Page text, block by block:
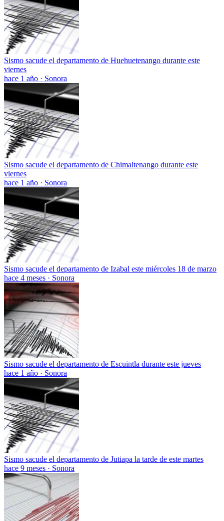
Sismo sacude el departamento de Huehuetenango durante este
viernes
hace 1 año · Sonora
Sismo sacude el departamento de Chimaltenango durante este
viernes
hace 1 año · Sonora
Sismo sacude el departamento de Izabal este miércoles 18 de marzo
hace 4 meses · Sonora
Sismo sacude el departamento de Escuintla durante este jueves
hace 1 año · Sonora
Sismo sacude el departamento de Jutiapa la tarde de este martes
hace 9 meses · Sonora